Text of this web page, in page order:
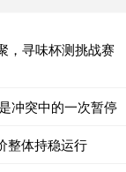
，寻味杯测挑战赛
冲突中的一次暂停
整体持稳运行